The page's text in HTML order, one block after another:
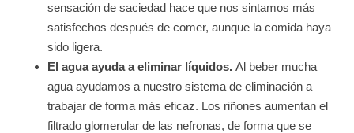
sensación de saciedad hace que nos sintamos más
satisfechos después de comer, aunque la comida haya
sido ligera.
El agua ayuda a eliminar líquidos. Al beber mucha
agua ayudamos a nuestro sistema de eliminación a
trabajar de forma más eficaz. Los riñones aumentan el
filtrado glomerular de las nefronas, de forma que se